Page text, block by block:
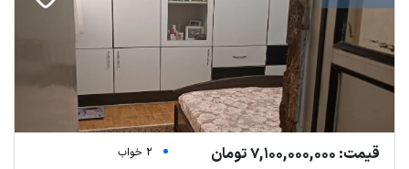
قیمت: 7,100,000,000 تومان
2 خواب